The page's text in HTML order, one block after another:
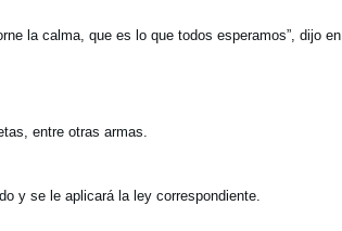
la calma, que es lo que todos esperamos”, dijo en
entre otras armas.
y se le aplicará la ley correspondiente.